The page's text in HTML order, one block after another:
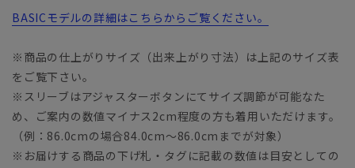
BASICモデルの詳細はこちらからご覧ください。
※商品の仕上がりサイズ（出来上がり寸法）は上記のサイズ表
をご覧下さい。
※スリーブはアジャスターボタンにてサイズ調節が可能なた
め、ご案内の数値マイナス2cm程度の方も着用いただけます。
（例：86.0cmの場合84.0cm～86.0cmまでが対象）
※お届けする商品の下げ札・タグに記載の数値は目安としての